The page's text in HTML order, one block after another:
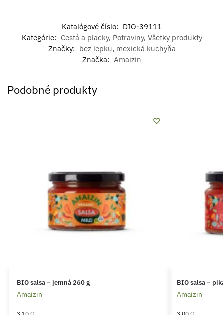
Katalógové číslo: DIO-39111
Kategórie: Cestá a placky, Potraviny, Všetky produkty
Značky: bez lepku, mexická kuchyňa
Značka: Amaizin
Podobné produkty
BIO salsa – jemná 260 g
Amaizin
3,10 €
BIO salsa –
Amaizin
3,00 €